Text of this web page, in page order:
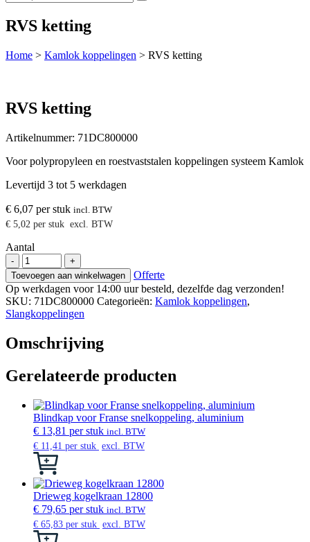
RVS ketting
Home > Kamlok koppelingen > RVS ketting
RVS ketting
Artikelnummer: 71DC800000
Voor polypropyleen en roestvaststalen koppelingen systeem Kamlok
Levertijd 3 tot 5 werkdagen
€ 6,07 per stuk incl. BTW
€ 5,02 per stuk excl. BTW
Aantal
-
RVS
ketting
aantal
+
Toevoegen aan winkelwagen
Offerte
Op werkdagen voor 14:00 uur besteld, dezelfde dag verzonden!
SKU: 71DC800000 Categorieën: Kamlok koppelingen,
Slangkoppelingen
Omschrijving
Gerelateerde producten
Blindkap voor Franse snelkoppeling, aluminium
€ 13,81 per stuk incl. BTW
€ 11,41 per stuk excl. BTW
Dit
heeft
meerdere
variaties.
Deze
optie
Drieweg kogelkraan 12800
€ 79,65 per stuk incl. BTW
€ 65,83 per stuk excl. BTW
Dit